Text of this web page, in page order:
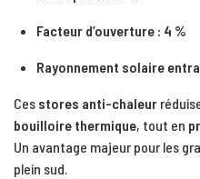
Facteur d’ouverture : 4 %
Rayonnement solaire
Ces stores anti-chaleur
bouilloire thermique, tout en
Un avantage majeur pour les
plein sud.